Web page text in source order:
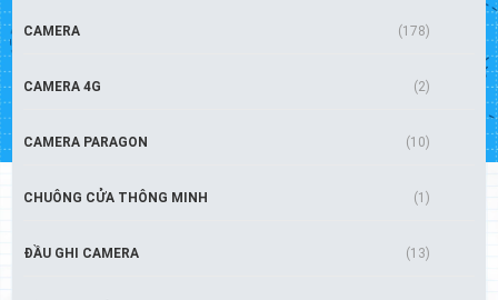
CAMERA (178)
CAMERA 4G (2)
CAMERA PARAGON (10)
CHUÔNG CỬA THÔNG MINH (1)
ĐẦU GHI CAMERA (13)